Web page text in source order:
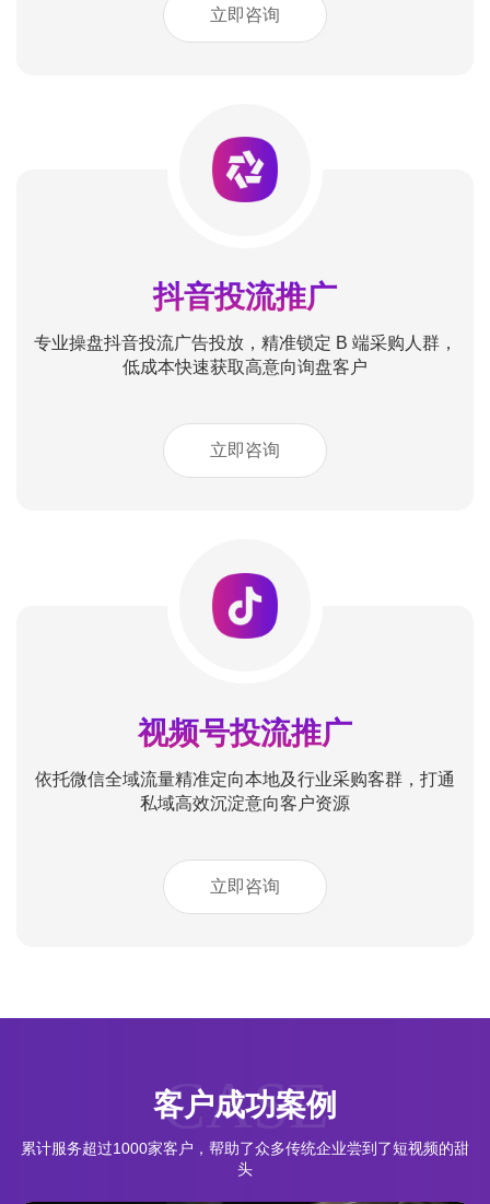
立即咨询
抖音投流推广
专业操盘抖音投流广告投放，精准锁定 B 端采购人群，
低成本快速获取高意向询盘客户
立即咨询
视频号投流推广
依托微信全域流量精准定向本地及行业采购客群，打通
私域高效沉淀意向客户资源
立即咨询
客户成功案例
CASE
累计服务超过1000家客户，帮助了众多传统企业尝到了短视频的甜
头